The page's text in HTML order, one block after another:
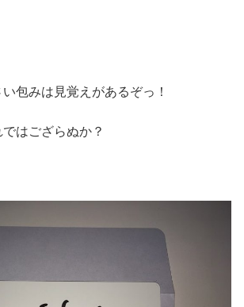
包みは見覚えがあるぞっ！
はござらぬか？